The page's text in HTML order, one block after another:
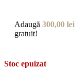
Adaugă 300,00 lei
gratuit!
Stoc epuizat